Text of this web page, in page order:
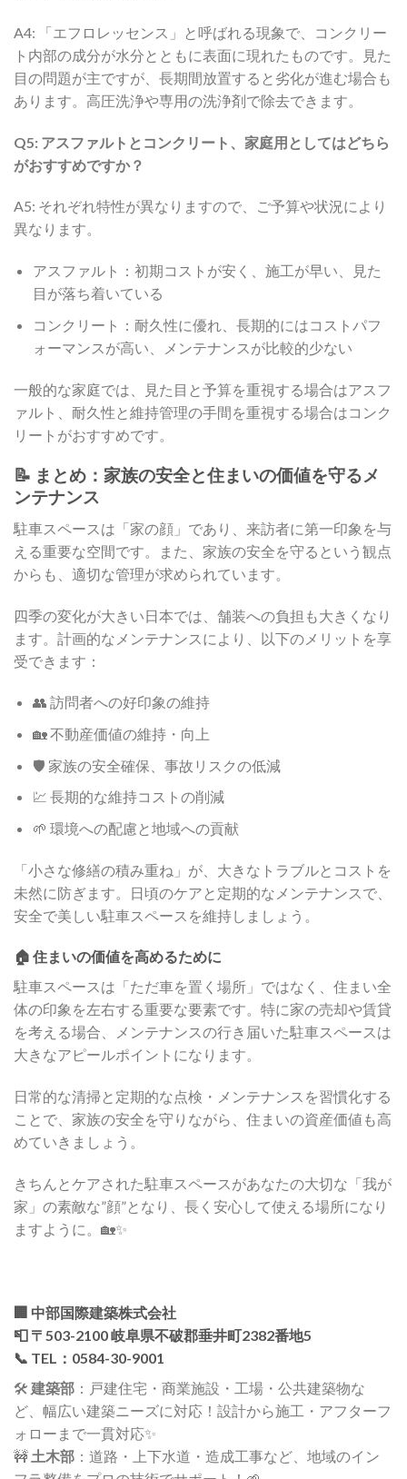
A4: 「エフロレッセンス」と呼ばれる現象で、コンクリー
ト内部の成分が水分とともに表面に現れたものです。見た
目の問題が主ですが、長期間放置すると劣化が進む場合も
あります。高圧洗浄や専用の洗浄剤で除去できます。
Q5: アスファルトとコンクリート、家庭用としてはどちら
がおすすめですか？
A5: それぞれ特性が異なりますので、ご予算や状況により
異なります。
アスファルト：初期コストが安く、施工が早い、見た
目が落ち着いている
コンクリート：耐久性に優れ、長期的にはコストパフ
ォーマンスが高い、メンテナンスが比較的少ない
一般的な家庭では、見た目と予算を重視する場合はアスフ
ァルト、耐久性と維持管理の手間を重視する場合はコンク
リートがおすすめです。
📝 まとめ：家族の安全と住まいの価値を守るメ
ンテナンス
駐車スペースは「家の顔」であり、来訪者に第一印象を与
える重要な空間です。また、家族の安全を守るという観点
からも、適切な管理が求められています。
四季の変化が大きい日本では、舗装への負担も大きくなり
ます。計画的なメンテナンスにより、以下のメリットを享
受できます：
👥 訪問者への好印象の維持
🏡 不動産価値の維持・向上
🛡️ 家族の安全確保、事故リスクの低減
💹 長期的な維持コストの削減
🌱 環境への配慮と地域への貢献
「小さな修繕の積み重ね」が、大きなトラブルとコストを
未然に防ぎます。日頃のケアと定期的なメンテナンスで、
安全で美しい駐車スペースを維持しましょう。
🏠 住まいの価値を高めるために
駐車スペースは「ただ車を置く場所」ではなく、住まい全
体の印象を左右する重要な要素です。特に家の売却や賃貸
を考える場合、メンテナンスの行き届いた駐車スペースは
大きなアピールポイントになります。
日常的な清掃と定期的な点検・メンテナンスを習慣化する
ことで、家族の安全を守りながら、住まいの資産価値も高
めていきましょう。
きちんとケアされた駐車スペースがあなたの大切な「我が
家」の素敵な”顔”となり、長く安心して使える場所になり
ますように。🏡✨
🏢 中部国際建築株式会社
📮 〒503-2100 岐阜県不破郡垂井町2382番地5
📞 TEL：0584-30-9001
🛠️ 建築部 ：戸建住宅・商業施設・工場・公共建築物な
ど、幅広い建築ニーズに対応！設計から施工・アフターフ
ォローまで一貫対応✨
🚧 土木部 ：道路・上下水道・造成工事など、地域のイン